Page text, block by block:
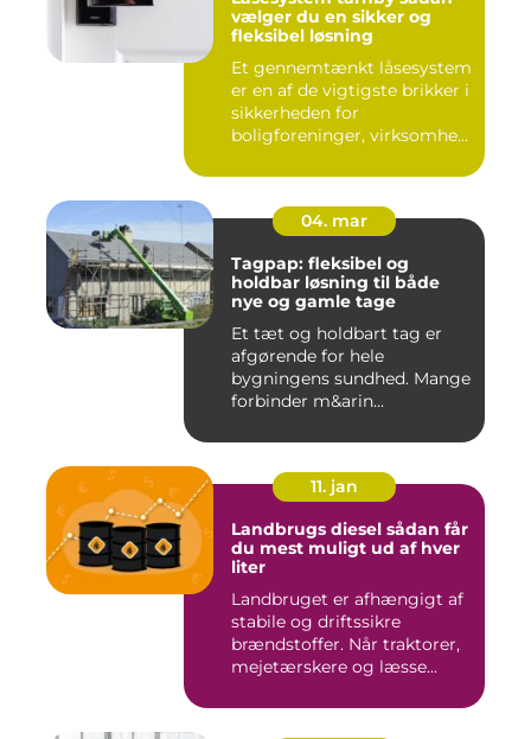
vælger du en sikker og
fleksibel løsning
Et gennemtænkt låsesystem
er en af de vigtigste brikker i
sikkerheden for
boligforeninger, virksomhe...
04. mar
Tagpap: fleksibel og
holdbar løsning til både
nye og gamle tage
Et tæt og holdbart tag er
afgørende for hele
bygningens sundhed. Mange
forbinder m&arin...
11. jan
Landbrugs diesel sådan får
du mest muligt ud af hver
liter
Landbruget er afhængigt af
stabile og driftssikre
brændstoffer. Når traktorer,
mejetærskere og læsse...